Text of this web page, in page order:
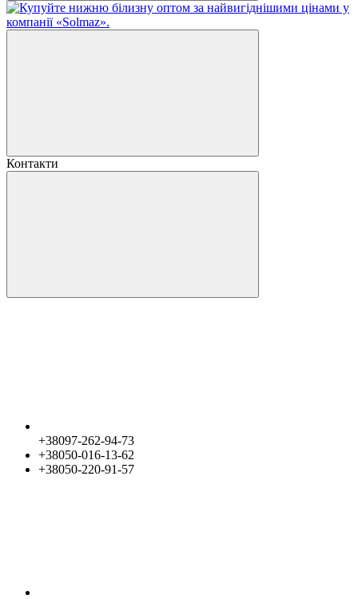
Контакти
+38097-262-94-73
+38050-016-13-62
+38050-220-91-57